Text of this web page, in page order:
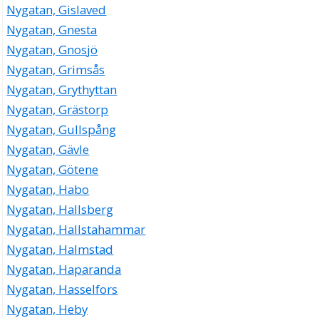
Nygatan, Gislaved
Nygatan, Gnesta
Nygatan, Gnosjö
Nygatan, Grimsås
Nygatan, Grythyttan
Nygatan, Grästorp
Nygatan, Gullspång
Nygatan, Gävle
Nygatan, Götene
Nygatan, Habo
Nygatan, Hallsberg
Nygatan, Hallstahammar
Nygatan, Halmstad
Nygatan, Haparanda
Nygatan, Hasselfors
Nygatan, Heby